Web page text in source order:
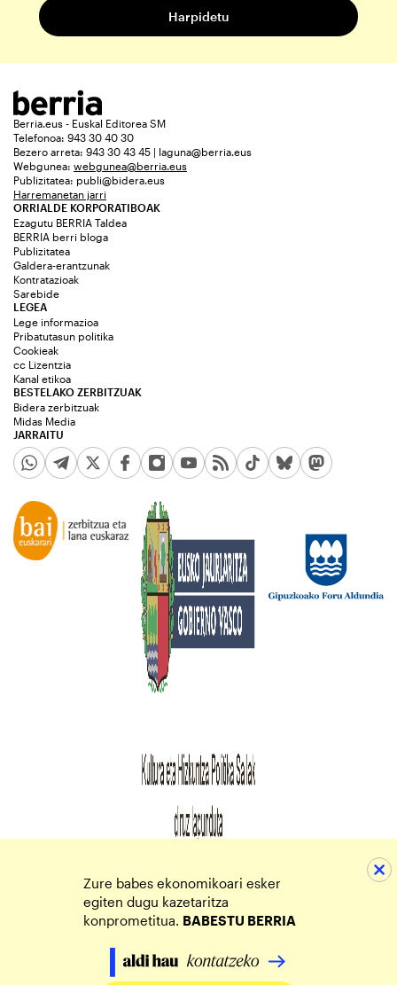
Berria.eus - Euskal Editorea SM
Telefonoa: 943 30 40 30
Bezero arreta: 943 30 43 45 | laguna@berria.eus
Webgunea: webgunea@berria.eus
Publizitatea: publi@bidera.eus
Harremanetan jarri
ORRIALDE KORPORATIBOAK
Ezagutu BERRIA Taldea
BERRIA berri bloga
Publizitatea
Galdera-erantzunak
Kontratazioak
Sarebide
JARRAITU
LEGEA
Lege informazioa
Pribatutasun politika
Cookieak
cc Lizentzia
Kanal etikoa
BESTELAKO ZERBITZUAK
Bidera zerbitzuak
Midas Media
Zure babes ekonomikoari esker
egiten dugu kazetaritza
konprometitua. BABESTU BERRIA